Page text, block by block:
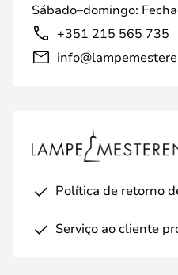
Sábado–domingo:
+351 215 565 735
Política de retorno
Serviço ao cliente